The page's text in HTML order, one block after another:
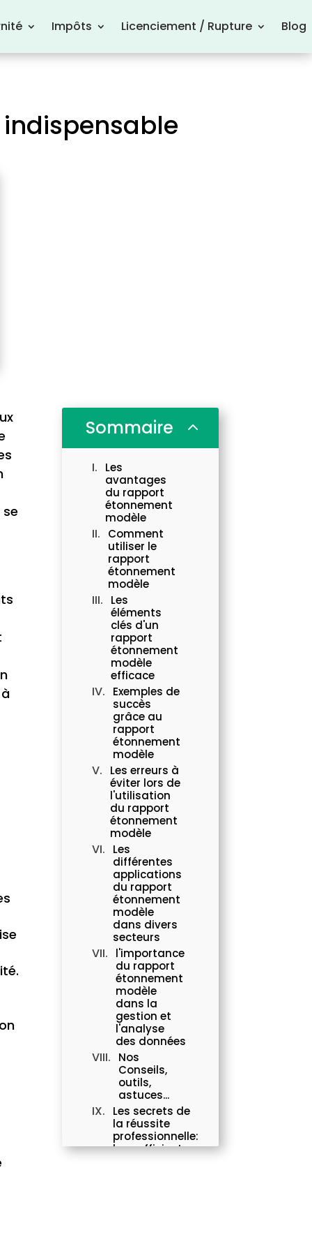
Impôts Licenciement / Rupture Blog
Sommaire 2
Les
avantages
du rapport
étonnement
modèle
Comment
utiliser le
rapport
étonnement
modèle
Les
éléments
clés d'un
rapport
étonnement
modèle
efficace
Exemples de
succès
grâce au
rapport
étonnement
modèle
Les erreurs à
éviter lors de
l'utilisation
du rapport
étonnement
modèle
Les
différentes
applications
du rapport
étonnement
modèle
dans divers
secteurs
l'importance
du rapport
étonnement
modèle
dans la
gestion et
l'analyse
des données
Nos
Conseils,
outils,
astuces...
Les secrets de
la réussite
professionnelle:
le coefficient